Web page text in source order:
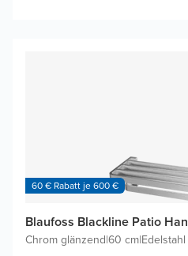
60 € Rabatt je 600 €
Blaufoss Blackline Patio
Chrom glänzend|60 cm|Edelstahl